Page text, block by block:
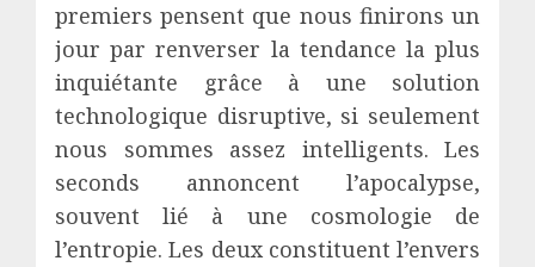
premiers pensent que nous finirons un
jour par renverser la tendance la plus
inquiétante grâce à une solution
technologique disruptive, si seulement
nous sommes assez intelligents. Les
seconds annoncent l’apocalypse,
souvent lié à une cosmologie de
l’entropie. Les deux constituent l’envers